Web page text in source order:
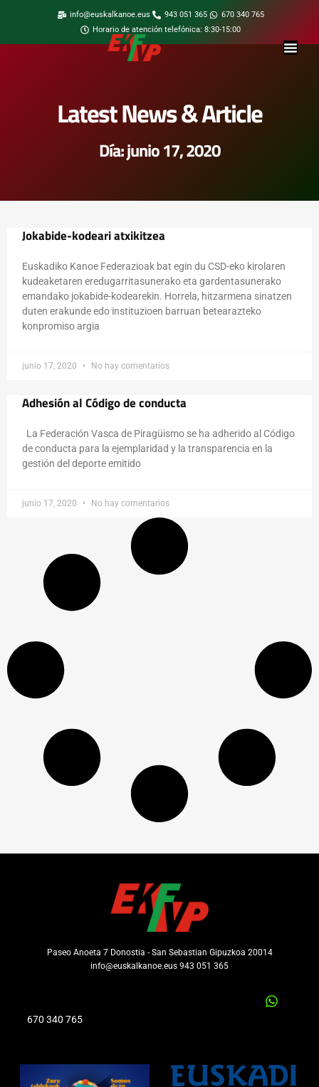
info@euskalkanoe.eus 943 051 365
670 340 765
Horario de atención telefónica: 8:30-15:00
Latest News & Article
Día: junio 17, 2020
Jokabide-kodeari atxikitzea
Euskadiko Kanoe Federazioak bat egin du CSD-eko kirolaren
kudeaketaren eredugarritasunerako eta gardentasunerako
emandako jokabide-kodearekin. Horrela, hitzarmena sinatzen
duten erakunde edo instituzioen barruan betearazteko
konpromiso argia
junio 17, 2020 No hay comentarios
Adhesión al Código de conducta
La Federación Vasca de Piragüismo se ha adherido al Código
de conducta para la ejemplaridad y la transparencia en la
gestión del deporte emitido
junio 17, 2020 No hay comentarios
Paseo Anoeta 7 Donostia - San Sebastian Gipuzkoa 20014
info@euskalkanoe.eus 943 051 365
670 340 765